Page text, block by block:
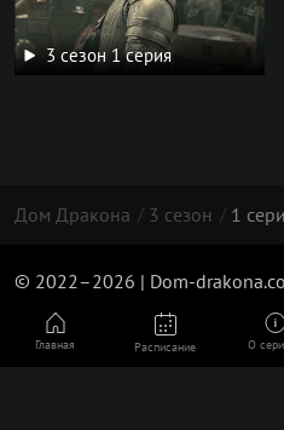
Главная О
Расписание
3 сезон 1 серия
Дом Дракона 3 сезон 1
© 2022–2026 | Dom-
взяты из публичного доступа
характер | 18+